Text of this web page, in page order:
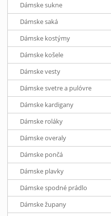
Dámske sukne
Dámske saká
Dámske kostýmy
Dámske košele
Dámske vesty
Dámske svetre a pulóvre
Dámske kardigany
Dámske roláky
Dámske overaly
Dámske pončá
Dámske plavky
Dámske spodné prádlo
Dámske župany